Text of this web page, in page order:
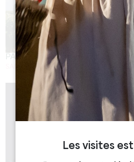
PASEO EN BICICLETA Y
SAINT-EMILION
Les visites